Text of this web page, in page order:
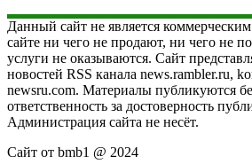
Данный сайт не является
сайте ни чего не продают, ни чего не
услуги не оказываются. Сайт
новостей RSS канала news.rambler.ru,
newsru.com. Материалы публикуются
ответственность за достоверность
Администрация сайта не несёт.
Сайт от bmb1 @ 2024